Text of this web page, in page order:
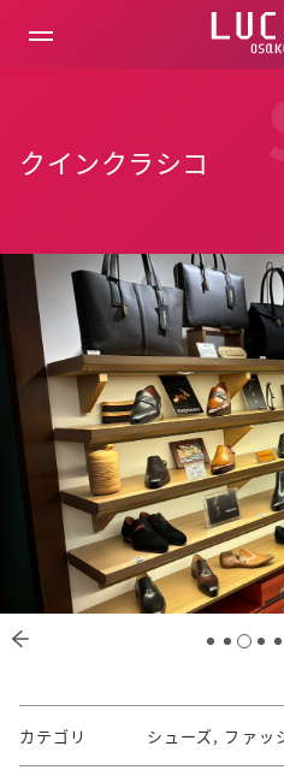
クインクラシコ
カテゴリ シューズ, ファッ